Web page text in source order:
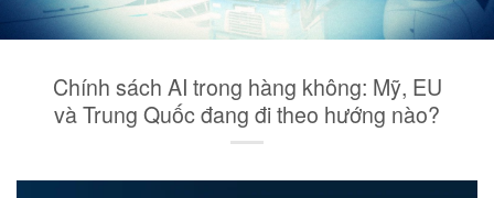
Chính sách AI trong hàng không: Mỹ, EU
và Trung Quốc đang đi theo hướng nào?